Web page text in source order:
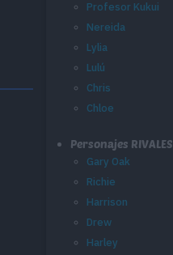
Profesor Kukui
Nereida
Lylia
Lulú
Chris
Chloe
Personajes RIVALES
Gary Oak
Richie
Harrison
Drew
Harley